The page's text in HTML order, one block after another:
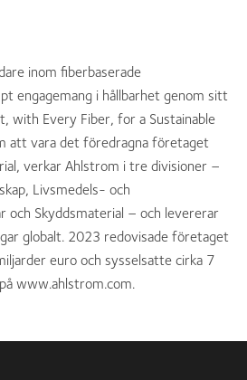
inom fiberbaserade
engagemang i hållbarhet genom sitt
with Every Fiber, for a Sustainable
att vara det föredragna företaget
verkar Ahlstrom i tre divisioner –
Livsmedels- och
och Skyddsmaterial – och levererar
globalt. 2023 redovisade företaget
euro och sysselsatte cirka 7
www.ahlstrom.com.